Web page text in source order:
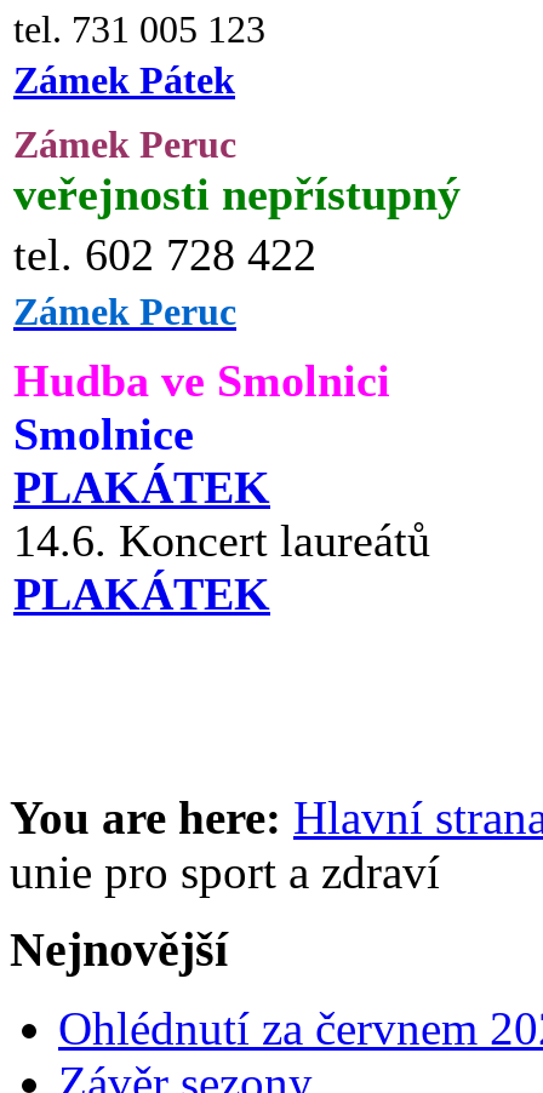
tel. 731 005 123
Zámek Pátek
Zámek Peruc
veřejnosti nepřístupný
tel. 602 728 422
Zámek Peruc
Hudba ve Smolnici
Smolnice
PLAKÁTEK
14.6. Koncert laureátů
PLAKÁTEK
You are here: Hlavní
unie pro sport a zdraví
Nejnovější
Ohlédnutí za červnem